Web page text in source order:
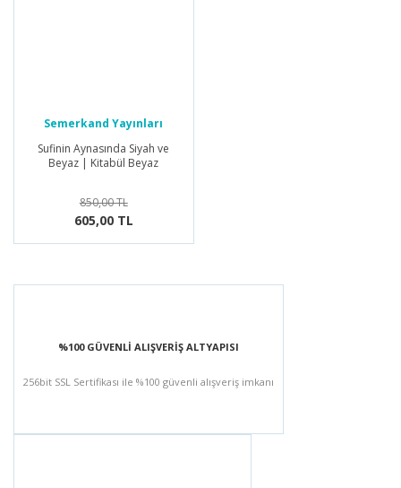
Semerkand Yayınları
Sufinin Aynasında Siyah ve
Beyaz | Kitabül Beyaz
850,00 TL
605,00 TL
%100 GÜVENLİ ALIŞVERİŞ ALTYAPISI
256bit SSL Sertifikası ile %100 güvenli alışveriş imkanı